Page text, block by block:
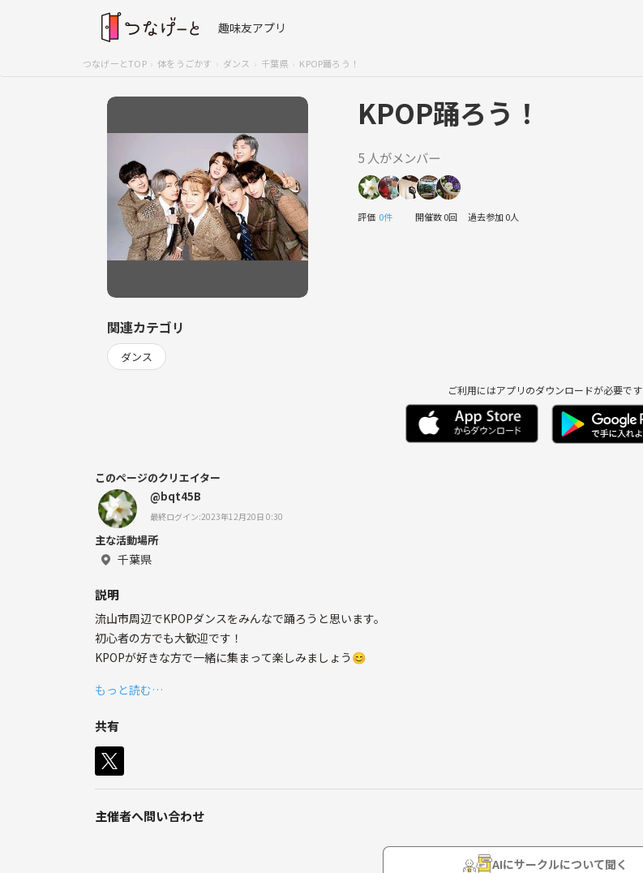
趣味友アプリ
つなげーとTOP 体をうごかす ダンス 千葉県 KPOP踊ろう！
KPOP踊ろう！
5 人がメンバー
評価 0件 開催数 0回 過去参加 0人
関連カテゴリ
ダンス
ご利用にはアプリのダウンロードが必要です
このページのクリエイター
@bqt45B
最終ログイン:2023年12月20日 0:30
主な活動場所
千葉県
説明
流山市周辺でKPOPダンスをみんなで踊ろうと思います。
初心者の方でも大歓迎です！
KPOPが好きな方で一緒に集まって楽しみましょう😊
もっと読む…
共有
主催者へ問い合わせ
AIにサークルについて聞く